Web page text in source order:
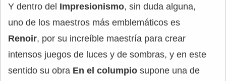
Y dentro del Impresionismo, sin duda alguna,
uno de los maestros más emblemáticos es
Renoir, por su increíble maestría para crear
intensos juegos de luces y de sombras, y en este
sentido su obra En el columpio supone una de